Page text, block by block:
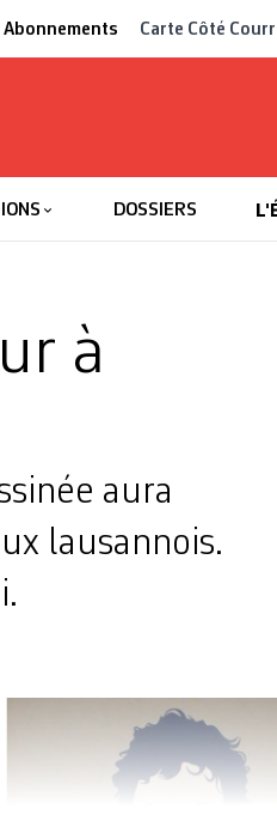
Abonnements Carte Côté
DOSSIERS
à
aura
lausannois.